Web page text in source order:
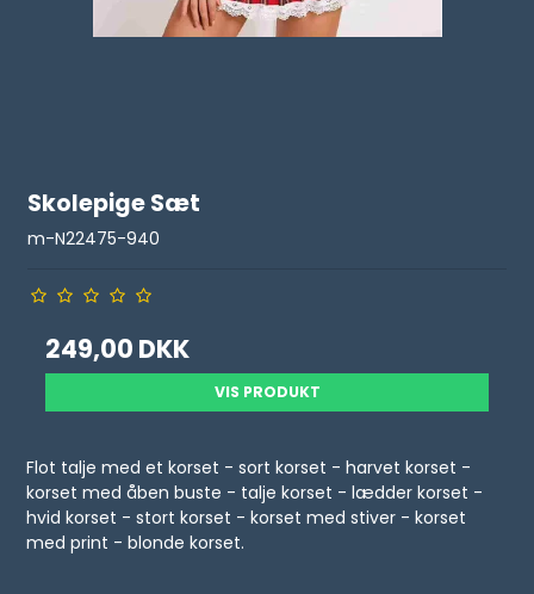
Skolepige Sæt
m-N22475-940
249,00 DKK
VIS PRODUKT
Flot talje med et korset - sort korset - harvet korset -
korset med åben buste - talje korset - lædder korset -
hvid korset - stort korset - korset med stiver - korset
med print - blonde korset.